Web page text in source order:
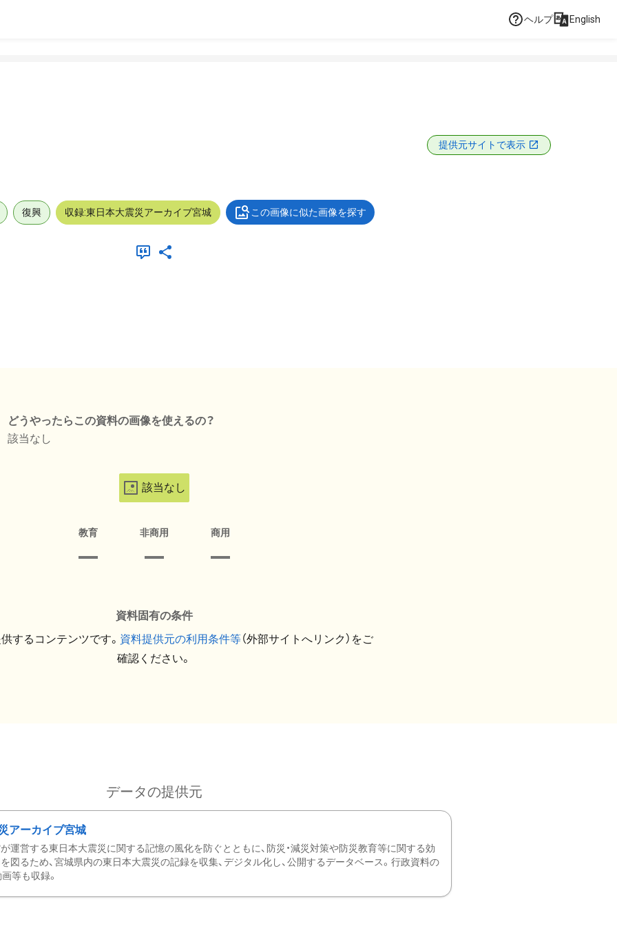
ヘルプ English
提供元サイトで表示
復興 収録:東日本大震災アーカイブ宮城 この画像に似た画像を探す
どうやったらこの資料の画像を使えるの？
該当なし
該当なし
教育 非商用 商用
資料固有の条件
するコンテンツです。 資料提供元の利用条件等（外部サイトへリンク）をご
確認ください。
データの提供元
アーカイブ宮城
運営する東日本大震災に関する記憶の風化を防ぐとともに、防災・減災対策や防災教育等に関する効
図るため、宮城県内の東日本大震災の記録を収集、デジタル化し、公開するデータベース。行政資料の
等も収録。